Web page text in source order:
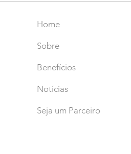
Home
Sobre
Benefícios
Notícias
Seja um Parceiro